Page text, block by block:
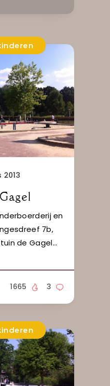
2013
en
7b,
de Gagel…
3
1665